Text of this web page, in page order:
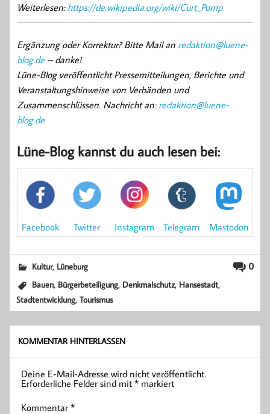
Weiterlesen: https://de.wikipedia.org/wiki/Curt_Pomp
Ergänzung oder Korrektur? Bitte Mail an redaktion@luene-
blog.de– danke!
Lüne-Blog veröffentlicht Pressemitteilungen, Berichte und
Veranstaltungshinweise von Verbänden und
Zusammenschlüssen. Nachricht an: redaktion@luene-
blog.de
Lüne-Blog kannst du auch lesen bei:
Facebook Twitter Instagram Telegram Mastodon
0
Kultur, Lüneburg
Bauen, Bürgerbeteiligung, Denkmalschutz, Hansestadt,
Stadtentwicklung,Tourismus
KOMMENTAR HINTERLASSEN
Deine E-Mail-Adresse wird nicht veröffentlicht.
Erforderliche Felder sind mit* markiert
Kommentar*